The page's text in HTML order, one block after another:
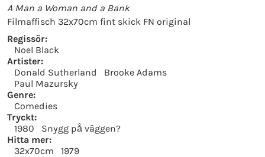
A Man a Woman and a Bank
Filmaffisch 32x70cm fint skick FN original
Regissör:
Noel Black
Artister:
Donald Sutherland
Brooke Adams
Paul Mazursky
Genre:
Comedies
Tryckt:
1980
Snygg på väggen?
Hitta mer:
32x70cm
1979